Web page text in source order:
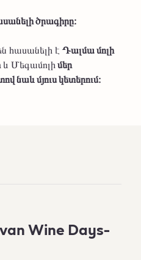
ծրագիրը։
հասանելի էԴալմա մոլի
և Մեգամոլիմեր
նաև մյուս կետերում։
Wine Days-